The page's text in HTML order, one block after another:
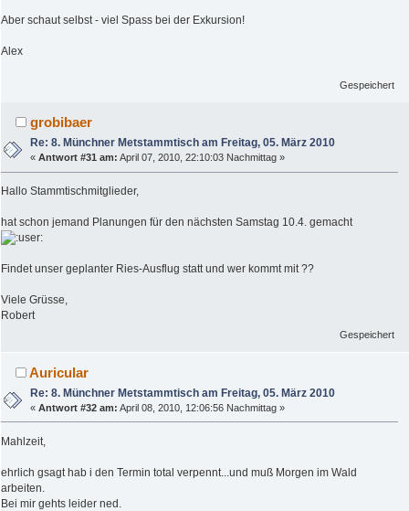
Aber schaut selbst - viel Spass bei der Exkursion!
Alex
Gespeichert
grobibaer
Re: 8. Münchner Metstammtisch am Freitag, 05. März 2010
«Antwort #31 am: April 07, 2010, 22:10:03 Nachmittag »
Hallo Stammtischmitglieder,
hat schon jemand Planungen für den nächsten Samstag 10.4. gemacht
Findet unser geplanter Ries-Ausflug statt und wer kommt mit ??
Viele Grüsse,
Robert
Gespeichert
Auricular
Re: 8. Münchner Metstammtisch am Freitag, 05. März 2010
«Antwort #32 am: April 08, 2010, 12:06:56 Nachmittag »
Mahlzeit,
ehrlich gsagt hab i den Termin total verpennt...und muß Morgen im Wald
arbeiten.
Bei mir gehts leider ned.